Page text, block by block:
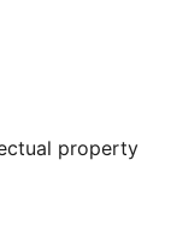
property